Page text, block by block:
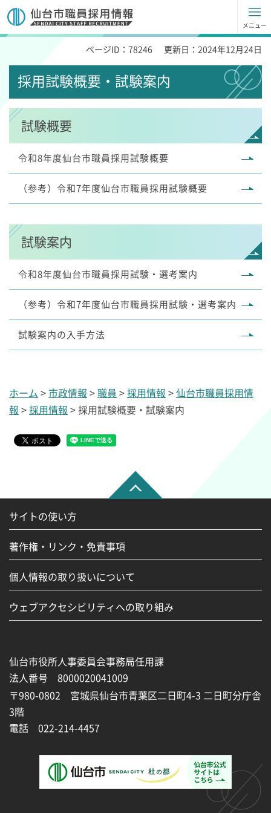
仙台市職員採用試験情報
メニュー
ページID：78246 更新日：2024年12月24日
採用試験概要・試験案内
試験概要
令和8年度仙台市職員採用試験概要
（参考）令和7年度仙台市職員採用試験概要
試験案内
令和8年度仙台市職員採用試験・選考案内
（参考）令和7年度仙台市職員採用試験・選考案内
試験案内の入手方法
ホーム >市政情報 >職員 >採用情報 >仙台市職員採用情
報 >採用情報 > 採用試験概要・試験案内
サイトの使い方
著作権・リンク・免責事項
個人情報の取り扱いについて
ウェブアクセシビリティへの取り組み
仙台市役所人事委員会事務局任用課
法人番号 8000020041009
〒980-0802 宮城県仙台市青葉区二日町4-3 二日町分庁舎
3階
電話 022-214-4457